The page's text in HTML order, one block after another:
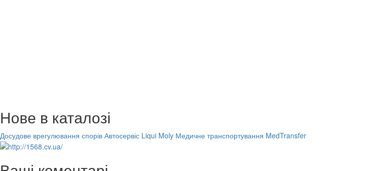
Нове в каталозі
Досудове врегулювання спорів Автосервіс Liqui Moly Медичне транспортування MedTransfer